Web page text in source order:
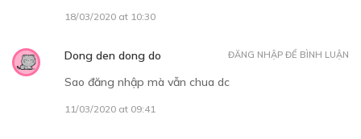
TẬP 13
18/03/2020 at 10:30
Dong den dong do
Sao đăng nhập mà vẫn chua dc
11/03/2020 at 09:41
ĐĂNG NHẬP ĐỂ BÌNH LUẬN